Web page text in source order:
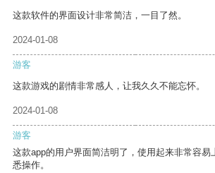
这款软件的界面设计非常简洁，一目了然。
2024-01-08
游客
这款游戏的剧情非常感人，让我久久不能忘怀。
2024-01-08
游客
这款app的用户界面简洁明了，使用起来非常容易
悉操作。